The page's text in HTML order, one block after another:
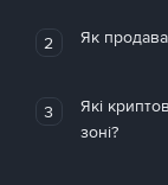
2 Як
3
Які
зоні?